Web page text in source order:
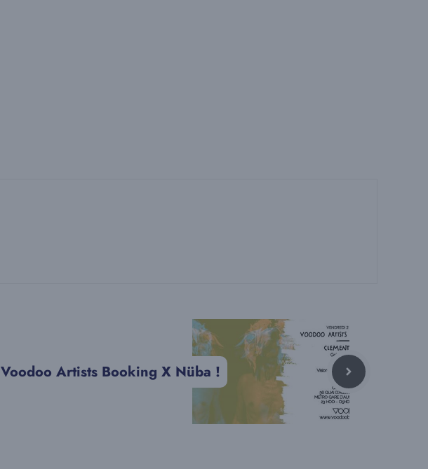
Voodoo Artists Booking X Nüba !